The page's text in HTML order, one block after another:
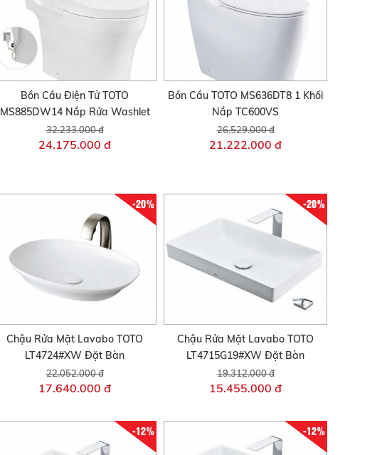
Bồn Cầu Điện Tử TOTO
MS885DW14 Nắp Rửa Washlet
32.233.000 đ
24.175.000 đ
Bồn Cầu TOTO MS636DT8 1 Khối
Nắp TC600VS
26.529.000 đ
21.222.000 đ
-20%
Chậu Rửa Mặt Lavabo TOTO
LT4724#XW Đặt Bàn
22.052.000 đ
17.640.000 đ
-20%
Chậu Rửa Mặt Lavabo TOTO
LT4715G19#XW Đặt Bàn
19.312.000 đ
15.455.000 đ
-12% -12%